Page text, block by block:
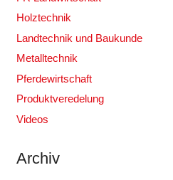
Holztechnik
Landtechnik und Baukunde
Metalltechnik
Pferdewirtschaft
Produktveredelung
Videos
Archiv